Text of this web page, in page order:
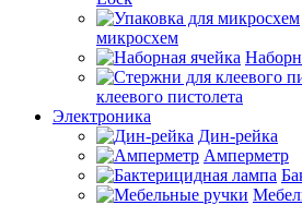
микросхем
клеевого пистолета
Электроника
Дин-рейка
Амперметр